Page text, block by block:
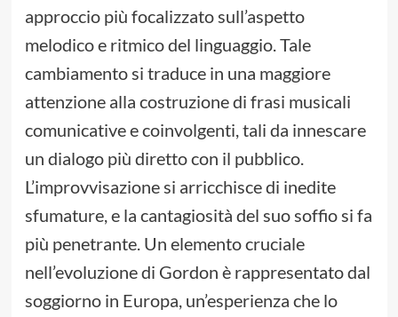
approccio più focalizzato sull’aspetto
melodico e ritmico del linguaggio. Tale
cambiamento si traduce in una maggiore
attenzione alla costruzione di frasi musicali
comunicative e coinvolgenti, tali da innescare
un dialogo più diretto con il pubblico.
L’improvvisazione si arricchisce di inedite
sfumature, e la cantagiosità del suo soffio si fa
più penetrante. Un elemento cruciale
nell’evoluzione di Gordon è rappresentato dal
soggiorno in Europa, un’esperienza che lo